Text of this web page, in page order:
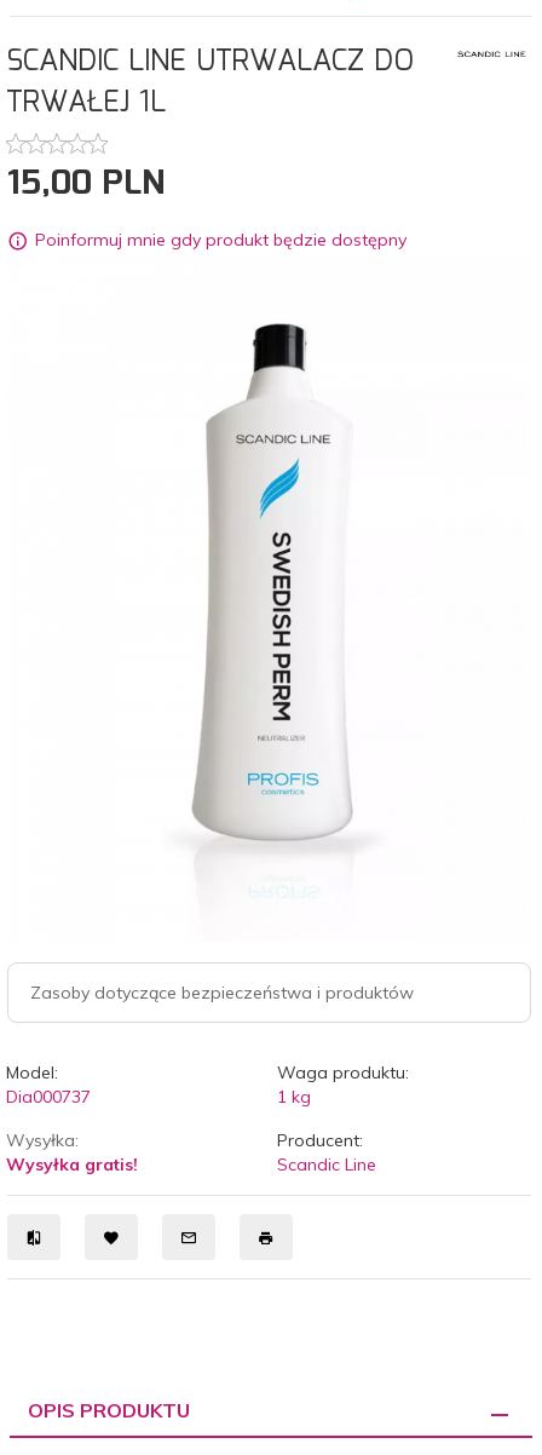
SCANDIC LINE UTRWALACZ DO
TRWAŁEJ 1L
15,00 PLN
Poinformuj mnie gdy produkt będzie dostępny
Zasoby dotyczące bezpieczeństwa i produktów
Model:
Dia000737
Waga produktu:
1 kg
Wysyłka:
Wysyłka gratis!
Producent:
Scandic Line
OPIS PRODUKTU